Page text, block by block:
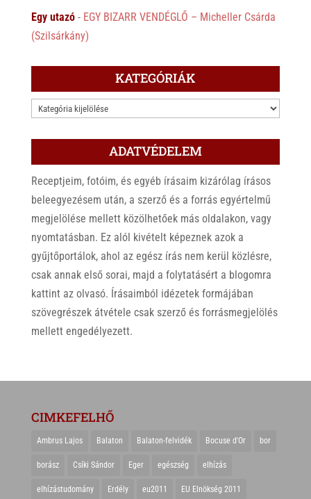
Egy utazó- EGY BIZARR VENDÉGLŐ – Micheller Csárda
(Szilsárkány)
KATEGÓRIÁK
KATEGÓRIÁK
ADATVÉDELEM
Receptjeim, fotóim, és egyéb írásaim kizárólag írásos
beleegyezésem után, a szerző és a forrás egyértelmű
megjelölése mellett közölhetőek más oldalakon, vagy
nyomtatásban. Ez alól kivételt képeznek azok a
gyűjtőportálok, ahol az egész írás nem kerül közlésre,
csak annak első sorai, majd a folytatásért a blogomra
kattint az olvasó. Írásaimból idézetek formájában
szövegrészek átvétele csak szerző és forrásmegjelölés
mellett engedélyezett.
CIMKEFELHŐ
Ambrus Lajos Balaton Balaton-felvidék Bocuse d'Or bor
borász Csíki Sándor Eger egészség elhízás
elhízástudomány Erdély eu2011 EU Elnökség 2011